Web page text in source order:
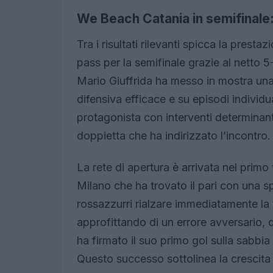
We Beach Catania in
Tra i risultati rilevanti spicca la
pass per la semifinale grazie al netto
Mario Giuffrida ha messo in mostra
difensiva efficace e su episodi
protagonista con interventi
doppietta che ha indirizzato l’incontro.
La rete di apertura è arrivata nel
Milano che ha trovato il pari con una
rossazzurri rialzare immediatamente
approfittando di un errore avversario,
ha firmato il suo primo gol sulla
Questo successo sottolinea la